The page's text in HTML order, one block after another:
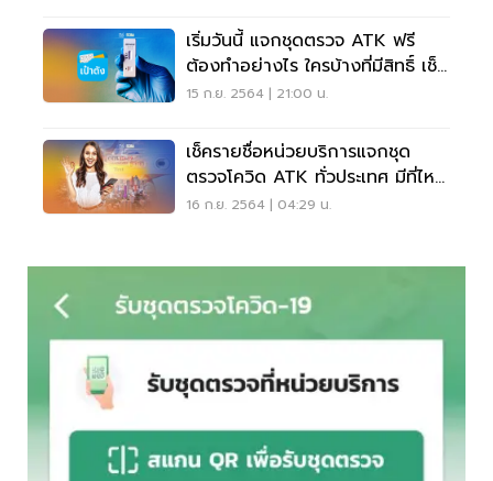
เริ่มวันนี้ แจกชุดตรวจ ATK ฟรี
ต้องทำอย่างไร ใครบ้างที่มีสิทธิ์ เช็ค
เลย
15 ก.ย. 2564 | 21:00 น.
เช็ครายชื่อหน่วยบริการแจกชุด
ตรวจโควิด ATK ทั่วประเทศ มีที่ไหน
บ้าง
16 ก.ย. 2564 | 04:29 น.